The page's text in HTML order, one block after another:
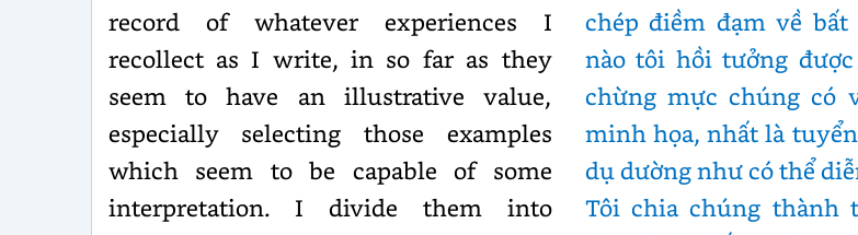
record of whatever experiences I
recollect as I write, in so far as they
seem to have an illustrative value,
especially selecting those examples
which seem to be capable of some
interpretation. I divide them into
chép điềm đạm về
nào tôi hồi tưởng
chừng mực chúng có
minh họa, nhất là
dụ dường như có thể
Tôi chia chúng thành